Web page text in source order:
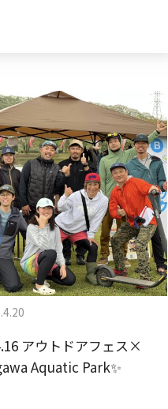
アウトドアフェス×
Aquatic Park✨